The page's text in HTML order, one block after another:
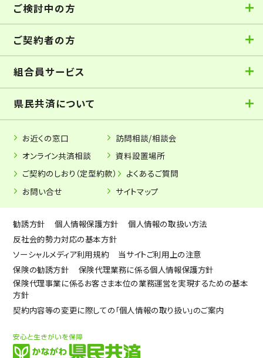
ご検討中の方
ご契約者の方
組合員サービス
県民共済について
お近くの窓口
訪問相談/相談会
オンライン共済相談
資料設置場所
ご契約のしおり（定型約款）
よくあるご質問
お問い合せ
サイトマップ
勧誘方針 個人情報保護方針
個人情報の取扱い方法
反社会的勢力対応の基本方針
ソーシャルメディア利用規約
当サイトご利用上の注意
保険の勧誘方針
保険代理業務に係る個人情報保護方針
保険代理事業に係るお客さま本位の業務運営を実現するための基本
方針
契約内容等の変更に際しての「個人情報の取り扱い」のご案内